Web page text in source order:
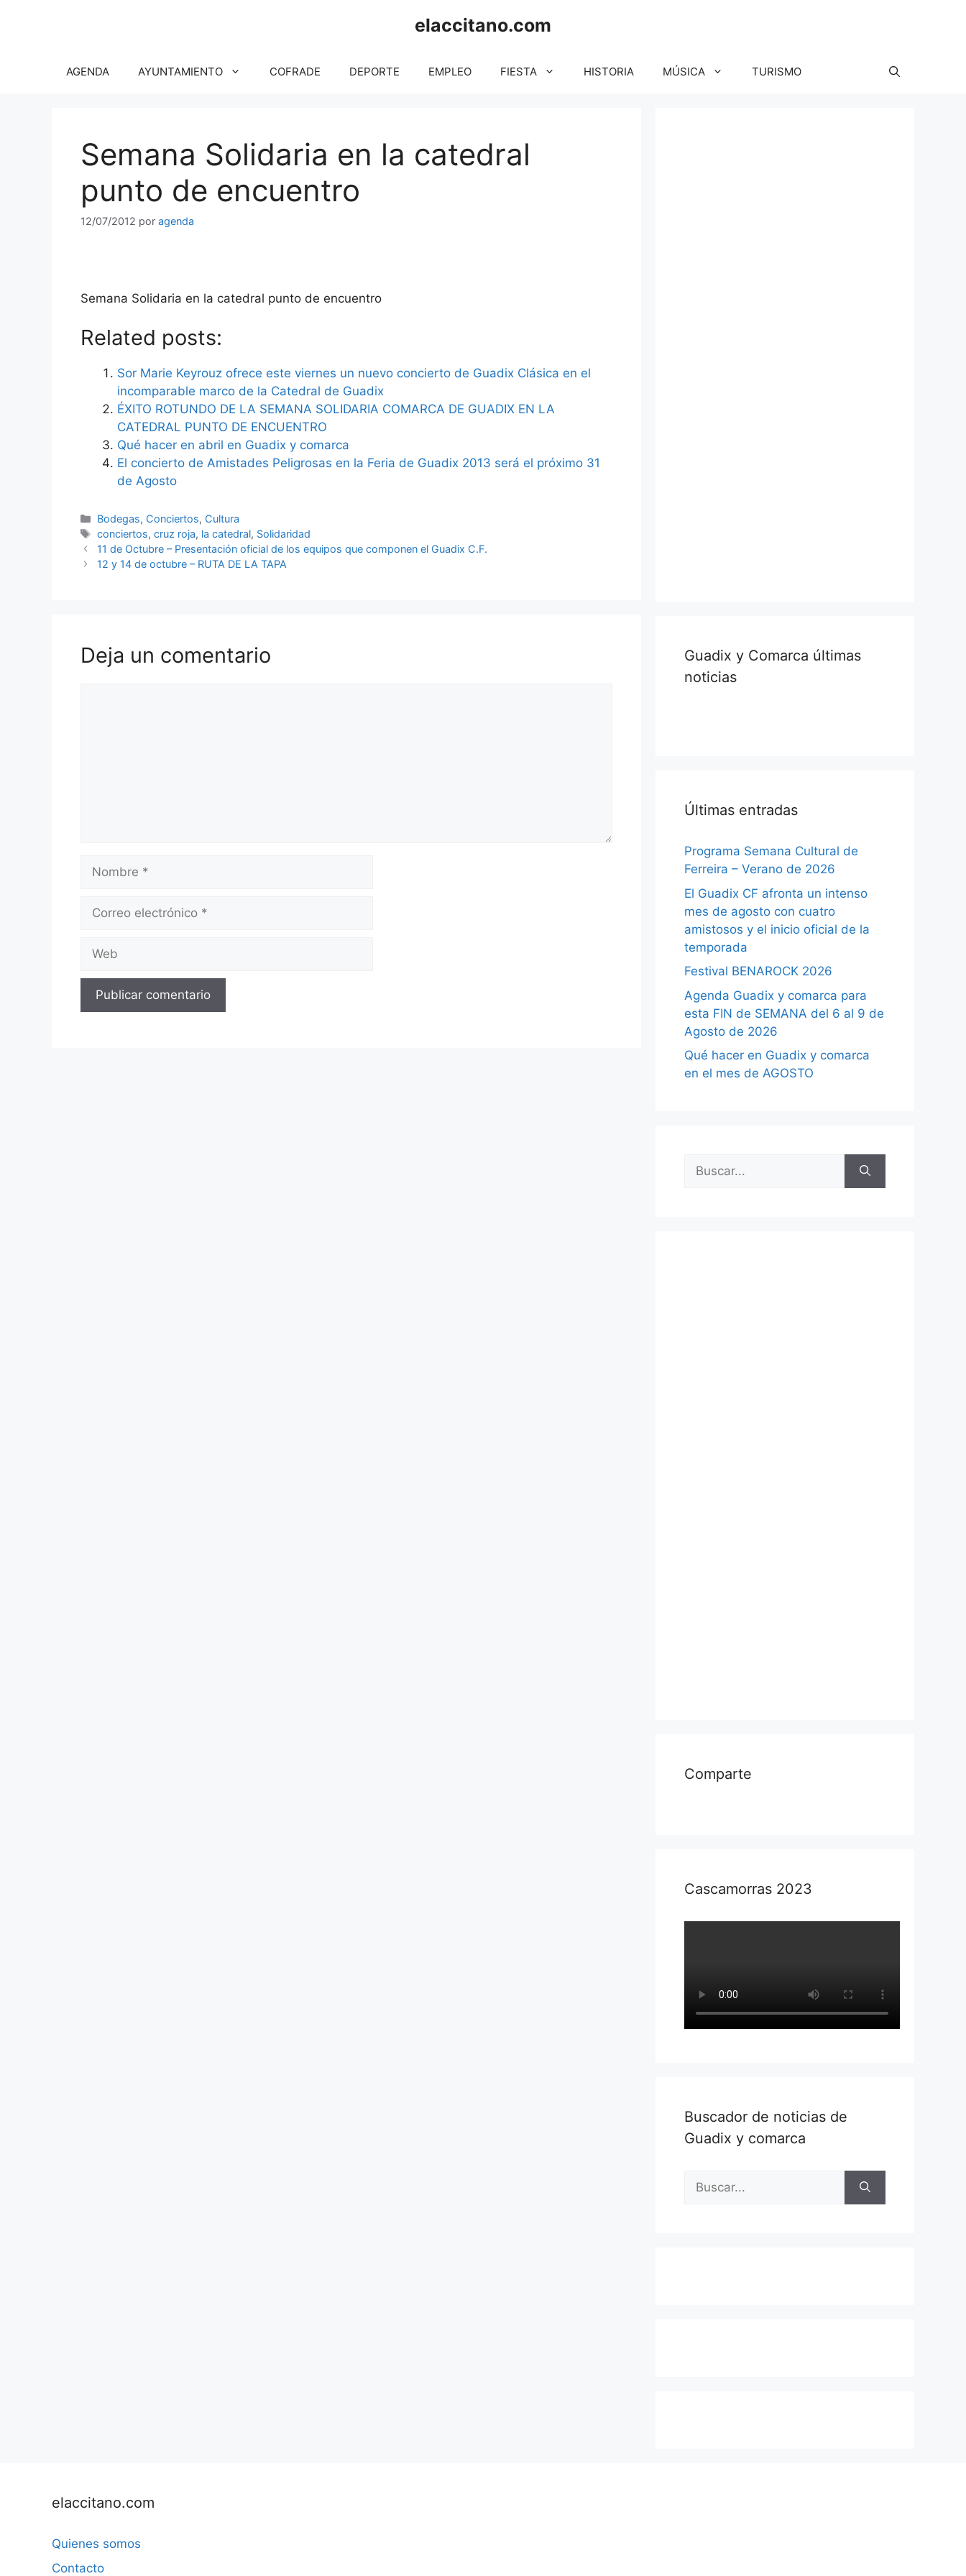
elaccitano.com
AGENDA AYUNTAMIENTO COFRADE DEPORTE EMPLEO FIESTA HISTORIA MÚSICA TURISMO
Semana Solidaria en la catedral
punto de encuentro
12/07/2012 por agenda
Semana Solidaria en la catedral punto de encuentro
Related posts:
Sor Marie Keyrouz ofrece este viernes un nuevo concierto de Guadix Clásica en el
incomparable marco de la Catedral de Guadix
ÉXITO ROTUNDO DE LA SEMANA SOLIDARIA COMARCA DE GUADIX EN LA
CATEDRAL PUNTO DE ENCUENTRO
Qué hacer en abril en Guadix y comarca
El concierto de Amistades Peligrosas en la Feria de Guadix 2013 será el próximo 31
de Agosto
Categorías
Bodegas, Conciertos, Cultura
Etiquetas
conciertos,cruz roja, la catedral, Solidaridad
11 de Octubre – Presentación oficial de los equipos que componen el Guadix C.F.
12 y 14 de octubre – RUTA DE LA TAPA
Deja un comentario
Nombre
Correo
Web
Guadix y Comarca últimas
noticias
Últimas entradas
Programa Semana Cultural de
Ferreira – Verano de 2026
El Guadix CF afronta un intenso
mes de agosto con cuatro
amistosos y el inicio oficial de la
temporada
Festival BENAROCK 2026
Agenda Guadix y comarca para
esta FIN de SEMANA del 6 al 9 de
Agosto de 2026
Qué hacer en Guadix y comarca
en el mes de AGOSTO
Buscar:
Comparte
Cascamorras 2023
Buscador de noticias de
Guadix y comarca
Buscar:
elaccitano.com
Quienes somos
Contacto